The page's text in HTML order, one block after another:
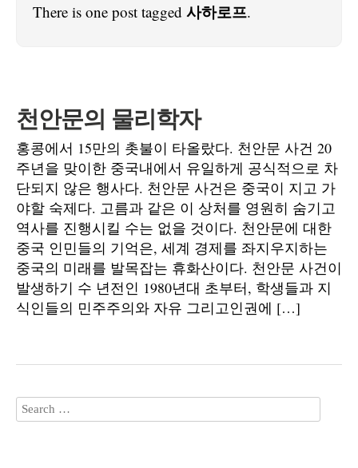
There is one post tagged 사하로프.
천안문의 물리학자
홍콩에서 15만의 촛불이 타올랐다. 천안문 사건 20
주년을 맞이한 중국내에서 유일하게 공식적으로 차
단되지 않은 행사다. 천안문 사건은 중국이 지고 가
야할 숙제다. 고름과 같은 이 상처를 영원히 숨기고
역사를 진행시킬 수는 없을 것이다. 천안문에 대한
중국 인민들의 기억은, 세계 경제를 좌지우지하는
중국의 미래를 발목잡는 휴화산이다. 천안문 사건이
발생하기 수 년전인 1980년대 초부터, 학생들과 지
식인들의 민주주의와 자유 그리고인권에 […]